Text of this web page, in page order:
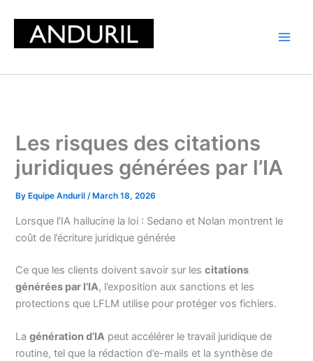
content
Les risques des citations
juridiques générées par l’IA
By Equipe Anduril/ March 18, 2026
Lorsque l’IA hallucine la loi : Sedano et Nolan montrent le
coût de l’écriture juridique générée
Ce que les clients doivent savoir sur lescitations
générées par l’IA, l’exposition aux sanctions et les
protections que LFLM utilise pour protéger vos fichiers.
Lagénération d’IA peut accélérer le travail juridique de
routine, tel que la rédaction d’e-mails et la synthèse de